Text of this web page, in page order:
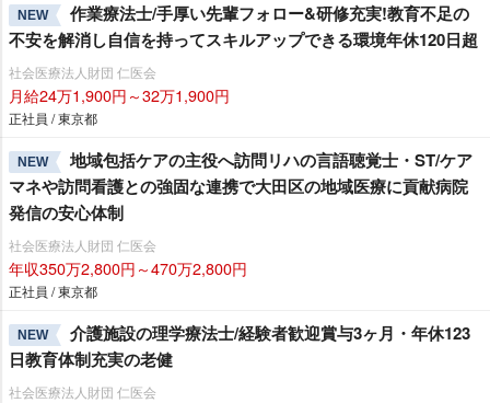
NEW
作業療法士/手厚い先輩フォロー&研修充実!教育不足の
不安を解消し自信を持ってスキルアップできる環境年休120日超
社会医療法人財団 仁医会
月給24万1,900円～32万1,900円
正社員 / 東京都
NEW
地域包括ケアの主役へ訪問リハの言語聴覚士・ST/ケア
マネや訪問看護との強固な連携で大田区の地域医療に貢献病院
発信の安心体制
社会医療法人財団 仁医会
年収350万2,800円～470万2,800円
正社員 / 東京都
NEW
介護施設の理学療法士/経験者歓迎賞与3ヶ月・年休123
日教育体制充実の老健
社会医療法人財団 仁医会